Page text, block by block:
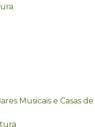
Musicais e Casas de